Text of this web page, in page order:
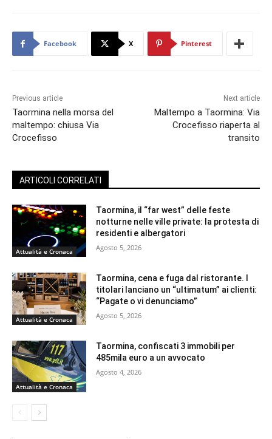
Facebook X Pinterest
Previous article
Taormina nella morsa del
maltempo: chiusa Via
Crocefisso
Next article
Maltempo a Taormina: Via
Crocefisso riaperta al
transito
ARTICOLI CORRELATI
Attualità e Cronaca
Taormina, il “far west” delle feste
notturne nelle ville private: la protesta di
residenti e albergatori
Agosto 5, 2026
Attualità e Cronaca
Taormina, cena e fuga dal ristorante. I
titolari lanciano un “ultimatum” ai clienti:
“Pagate o vi denunciamo”
Agosto 5, 2026
Attualità e Cronaca
Taormina, confiscati 3 immobili per
485mila euro a un avvocato
Agosto 4, 2026